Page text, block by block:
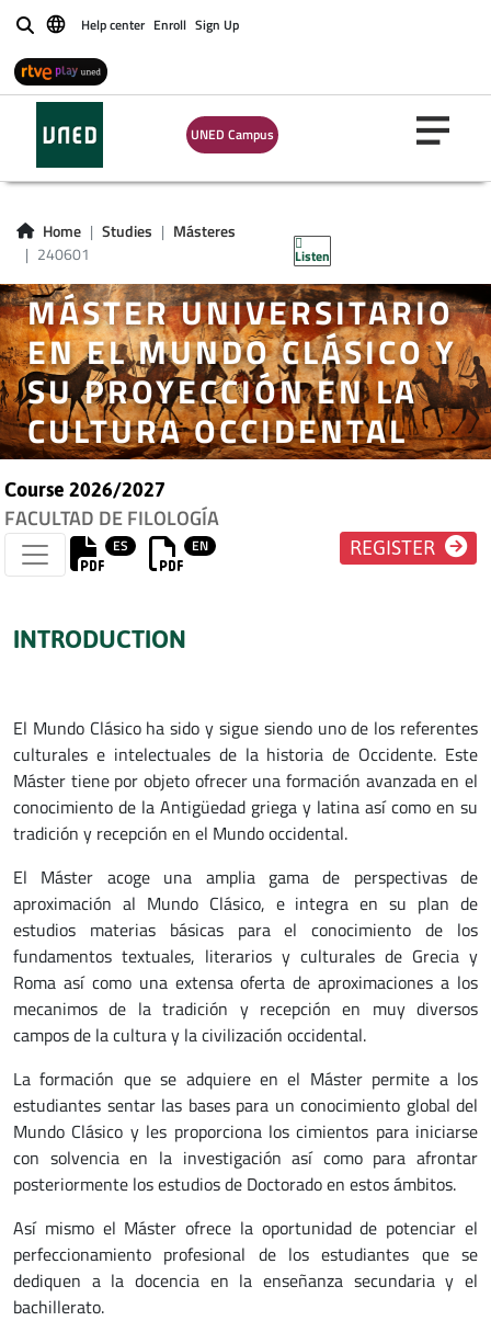
BuscarHelp center Enroll Sign Up
UNED Campus
Home Studies
Másteres
240601
Listen
MÁSTER UNIVERSITARIO
EN EL MUNDO CLÁSICO Y
SU PROYECCIÓN EN LA
CULTURA OCCIDENTAL
Course 2026/2027
FACULTAD DE FILOLOGÍA
ES EN REGISTER
INTRODUCTION
El Mundo Clásico ha sido y sigue siendo uno de los referentes
culturales e intelectuales de la historia de Occidente. Este
Máster tiene por objeto ofrecer una formación avanzada en el
conocimiento de la Antigüedad griega y latina así como en su
tradición y recepción en el Mundo occidental.
El Máster acoge una amplia gama de perspectivas de
aproximación al Mundo Clásico, e integra en su plan de
estudios materias básicas para el conocimiento de los
fundamentos textuales, literarios y culturales de Grecia y
Roma así como una extensa oferta de aproximaciones a los
mecanimos de la tradición y recepción en muy diversos
campos de la cultura y la civilización occidental.
La formación que se adquiere en el Máster permite a los
estudiantes sentar las bases para un conocimiento global del
Mundo Clásico y les proporciona los cimientos para iniciarse
con solvencia en la investigación así como para afrontar
posteriormente los estudios de Doctorado en estos ámbitos.
Así mismo el Máster ofrece la oportunidad de potenciar el
perfeccionamiento profesional de los estudiantes que se
dediquen a la docencia en la enseñanza secundaria y el
bachillerato.